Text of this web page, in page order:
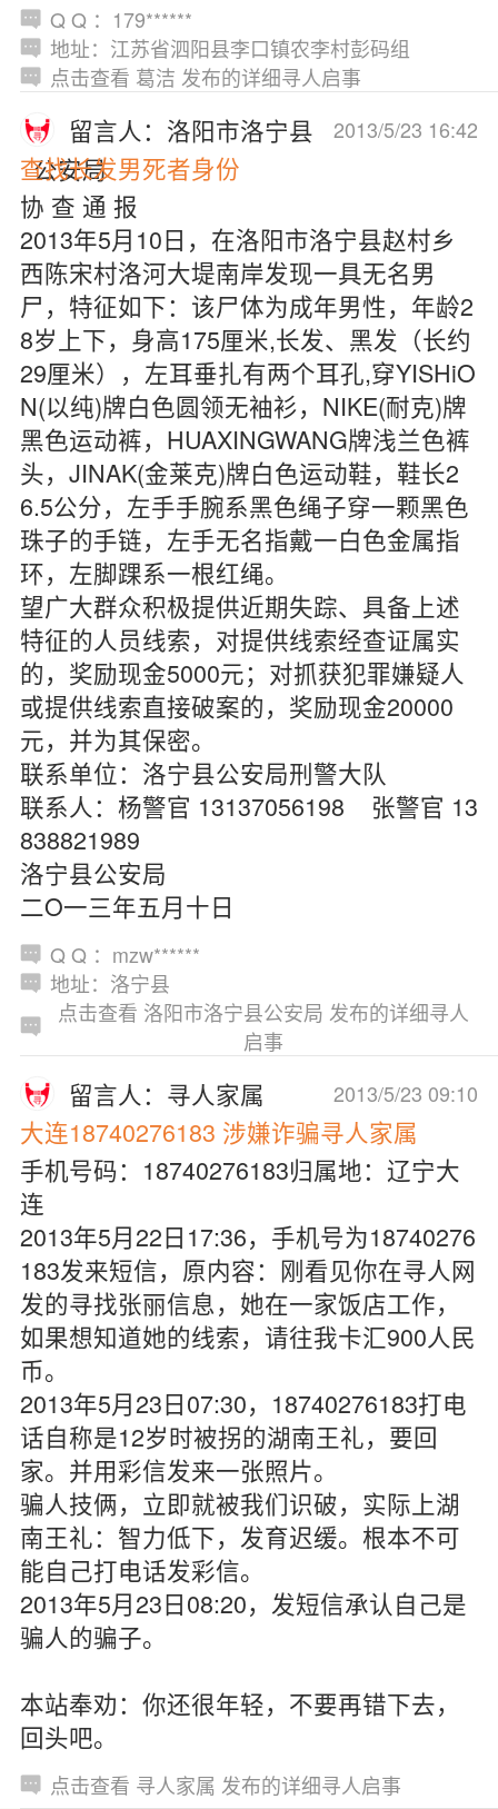
Q Q ：179******
地址：江苏省泗阳县李口镇农李村彭码组
点击查看 葛洁 发布的详细寻人启事
2013/5/23 16:42
留言人：洛阳市洛宁县
公安局
查找长发男死者身份
协 查 通 报
2013年5月10日，在洛阳市洛宁县赵村乡
西陈宋村洛河大堤南岸发现一具无名男
尸，特征如下：该尸体为成年男性，年龄2
8岁上下，身高175厘米,长发、黑发（长约
29厘米），左耳垂扎有两个耳孔,穿YISHiO
N(以纯)牌白色圆领无袖衫，NIKE(耐克)牌
黑色运动裤，HUAXINGWANG牌浅兰色裤
头，JINAK(金莱克)牌白色运动鞋，鞋长2
6.5公分，左手手腕系黑色绳子穿一颗黑色
珠子的手链，左手无名指戴一白色金属指
环，左脚踝系一根红绳。
望广大群众积极提供近期失踪、具备上述
特征的人员线索，对提供线索经查证属实
的，奖励现金5000元；对抓获犯罪嫌疑人
或提供线索直接破案的，奖励现金20000
元，并为其保密。
联系单位：洛宁县公安局刑警大队
联系人：杨警官 13137056198 张警官 13
838821989
洛宁县公安局
二O一三年五月十日
Q Q ：mzw******
地址：洛宁县
点击查看 洛阳市洛宁县公安局 发布的详细寻人
启事
2013/5/23 09:10
留言人：寻人家属
大连18740276183 涉嫌诈骗寻人家属
手机号码：18740276183归属地：辽宁大
连
2013年5月22日17:36，手机号为18740276
183发来短信，原内容：刚看见你在寻人网
发的寻找张丽信息，她在一家饭店工作，
如果想知道她的线索，请往我卡汇900人民
币。
2013年5月23日07:30，18740276183打电
话自称是12岁时被拐的湖南王礼，要回
家。并用彩信发来一张照片。
骗人技俩，立即就被我们识破，实际上湖
南王礼：智力低下，发育迟缓。根本不可
能自己打电话发彩信。
2013年5月23日08:20，发短信承认自己是
骗人的骗子。
本站奉劝：你还很年轻，不要再错下去，
回头吧。
点击查看 寻人家属 发布的详细寻人启事